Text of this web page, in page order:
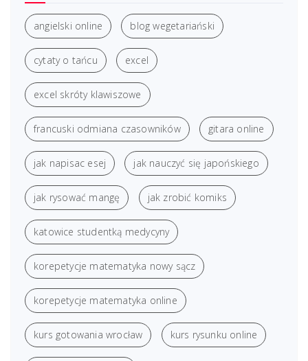
angielski online blog wegetariański
cytaty o tańcu excel
excel skróty klawiszowe
francuski odmiana czasowników gitara online
jak napisac esej jak nauczyć się japońskiego
jak rysować mangę jak zrobić komiks
katowice studentką medycyny
korepetycje matematyka nowy sącz
korepetycje matematyka online
kurs gotowania wrocław kurs rysunku online